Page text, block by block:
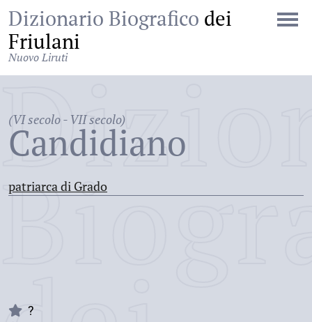
Dizionario Biografico dei
Friulani
Nuovo Liruti
(VI secolo - VII secolo)
Candidiano
patriarca di Grado
?